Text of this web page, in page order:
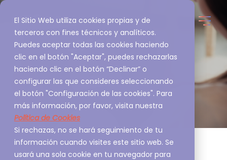
El Sitio Web utiliza cookies propias y de
terceros con fines técnicos y analíticos.
Puedes aceptar todas las cookies haciendo
clic en el botón "Aceptar", puedes rechazarlas
haciendo clic en el botón “Declinar” o
configurar las que consideres seleccionando
el botón "Configuración de las cookies". Para
más información, por favor, visita nuestra
Política de Cookies
Si rechazas, no se hará seguimiento de tu
información cuando visites este sitio web. Se
usará una sola cookie en tu navegador para